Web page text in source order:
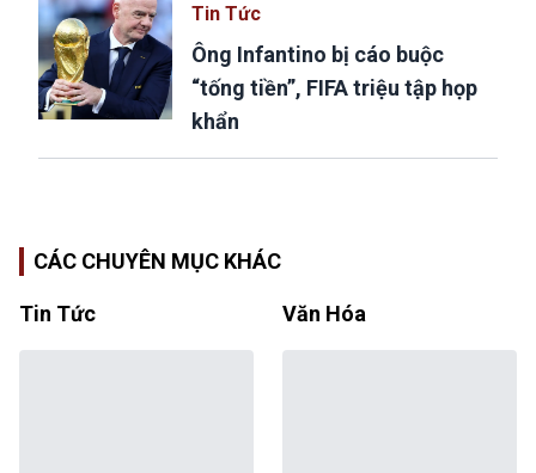
Tin Tức
Ông Infantino bị cáo buộc
“tống tiền”, FIFA triệu tập họp
khẩn
CÁC CHUYÊN MỤC KHÁC
Tin Tức Văn Hóa